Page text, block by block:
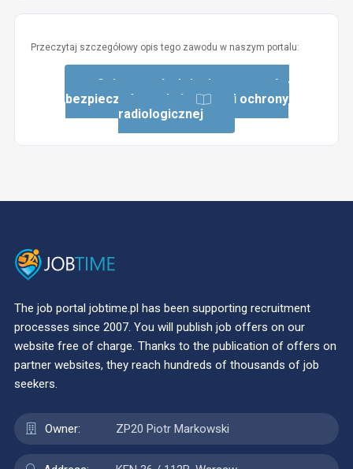
Przeczytaj szczegółowy opis tego zawodu w naszym portalu:
Opis zawodu: Inżynier systemów
bezpieczeństwa jądrowego i ochrony
radiologicznej
The job portal jobtime.pl has been supporting recruitment
processes since 2007. You will publish job offers on our
website free of charge. Thanks to the publication of offers on
partner websites, they reach hundreds of thousands of job
seekers.
Owner: ZP20 Piotr Markowski